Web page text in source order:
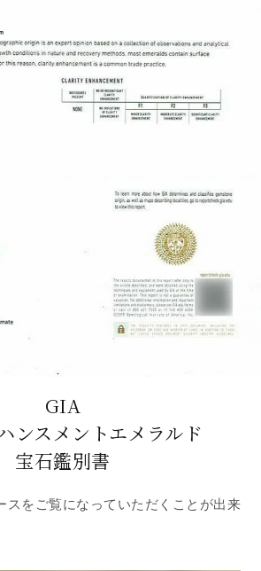
GIA
ンスメントエメラルド
宝石鑑別書
をご覧になっていただくことが出来